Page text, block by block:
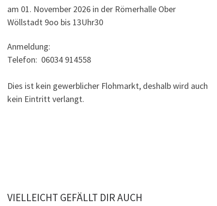
am 01. November 2026 in der Römerhalle Ober
Wöllstadt 9oo bis 13Uhr30
Anmeldung:
Telefon: 06034 914558
Dies ist kein gewerblicher Flohmarkt, deshalb wird auch
kein Eintritt verlangt.
VIELLEICHT GEFÄLLT DIR AUCH